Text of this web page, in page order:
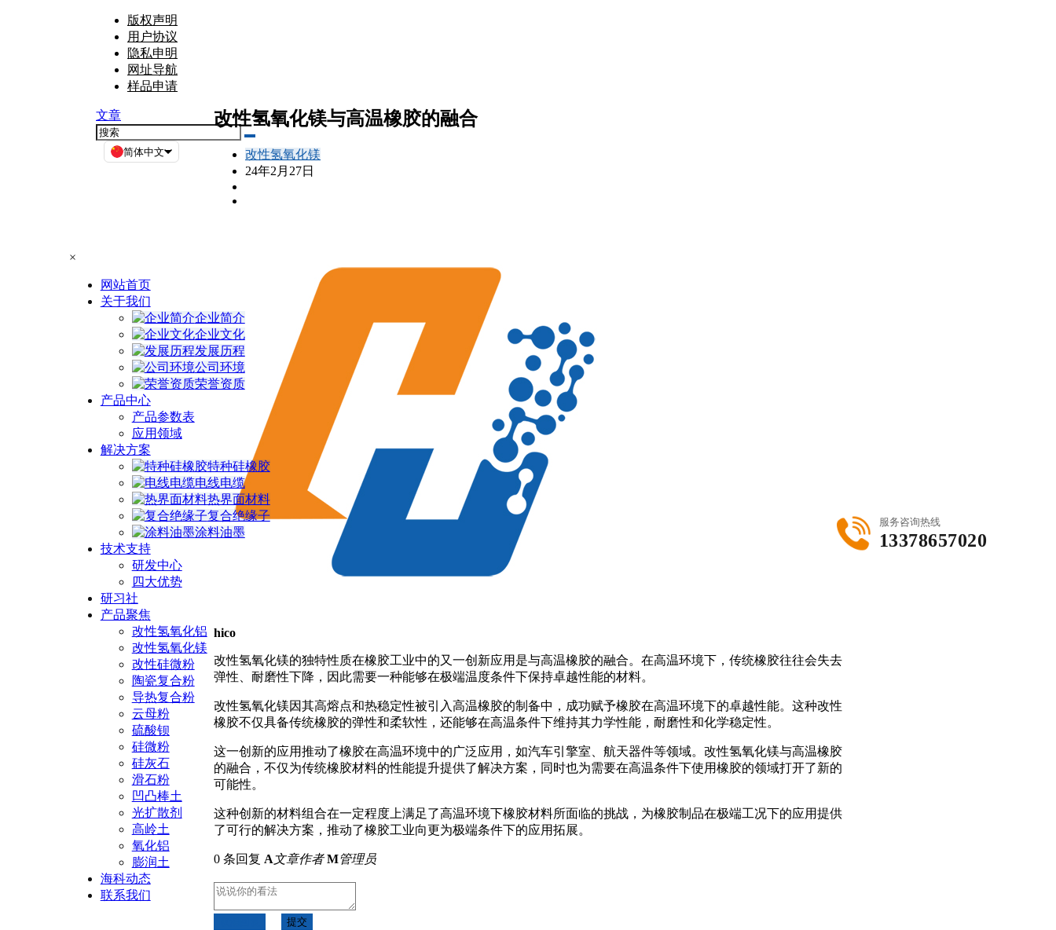
版权声明
用户协议
隐私申明
网址导航
样品申请
文章
简体中文
服务咨询热线
13378657020
×
网站首页
关于我们
企业简介
企业文化
发展历程
公司环境
荣誉资质
产品中心
产品参数表
应用领域
解决方案
特种硅橡胶
电线电缆
热界面材料
复合绝缘子
涂料油墨
技术支持
研发中心
四大优势
研习社
产品聚焦
改性氢氧化铝
改性氢氧化镁
改性硅微粉
陶瓷复合粉
导热复合粉
云母粉
硫酸钡
硅微粉
硅灰石
滑石粉
凹凸棒土
光扩散剂
高岭土
氧化铝
膨润土
海科动态
联系我们
改性氢氧化镁与高温橡胶的融合
改性氢氧化镁
24年2月27日
hico
改性氢氧化镁的独特性质在橡胶工业中的又一创新应用是与高温橡胶的融合。在高温环境下，传统橡胶往往会失去
弹性、耐磨性下降，因此需要一种能够在极端温度条件下保持卓越性能的材料。
改性氢氧化镁因其高熔点和热稳定性被引入高温橡胶的制备中，成功赋予橡胶在高温环境下的卓越性能。这种改性
橡胶不仅具备传统橡胶的弹性和柔软性，还能够在高温条件下维持其力学性能，耐磨性和化学稳定性。
这一创新的应用推动了橡胶在高温环境中的广泛应用，如汽车引擎室、航天器件等领域。改性氢氧化镁与高温橡胶
的融合，不仅为传统橡胶材料的性能提升提供了解决方案，同时也为需要在高温条件下使用橡胶的领域打开了新的
可能性。
这种创新的材料组合在一定程度上满足了高温环境下橡胶材料所面临的挑战，为橡胶制品在极端工况下的应用提供
了可行的解决方案，推动了橡胶工业向更为极端条件下的应用拓展。
0 条回复 A文章作者 M管理员
提交